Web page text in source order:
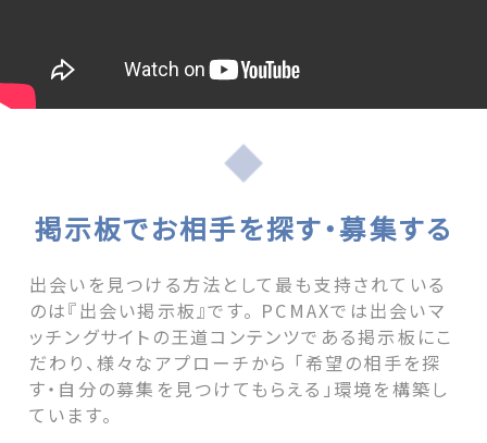
掲示板でお相手を探す・募集する
出会いを見つける方法として最も支持されている
のは『出会い掲示板』です。 PCMAXでは出会いマ
ッチングサイトの王道コンテンツである掲示板にこ
だわり、様々なアプローチから 「希望の相手を探
す・自分の募集を見つけてもらえる」環境を構築し
ています。